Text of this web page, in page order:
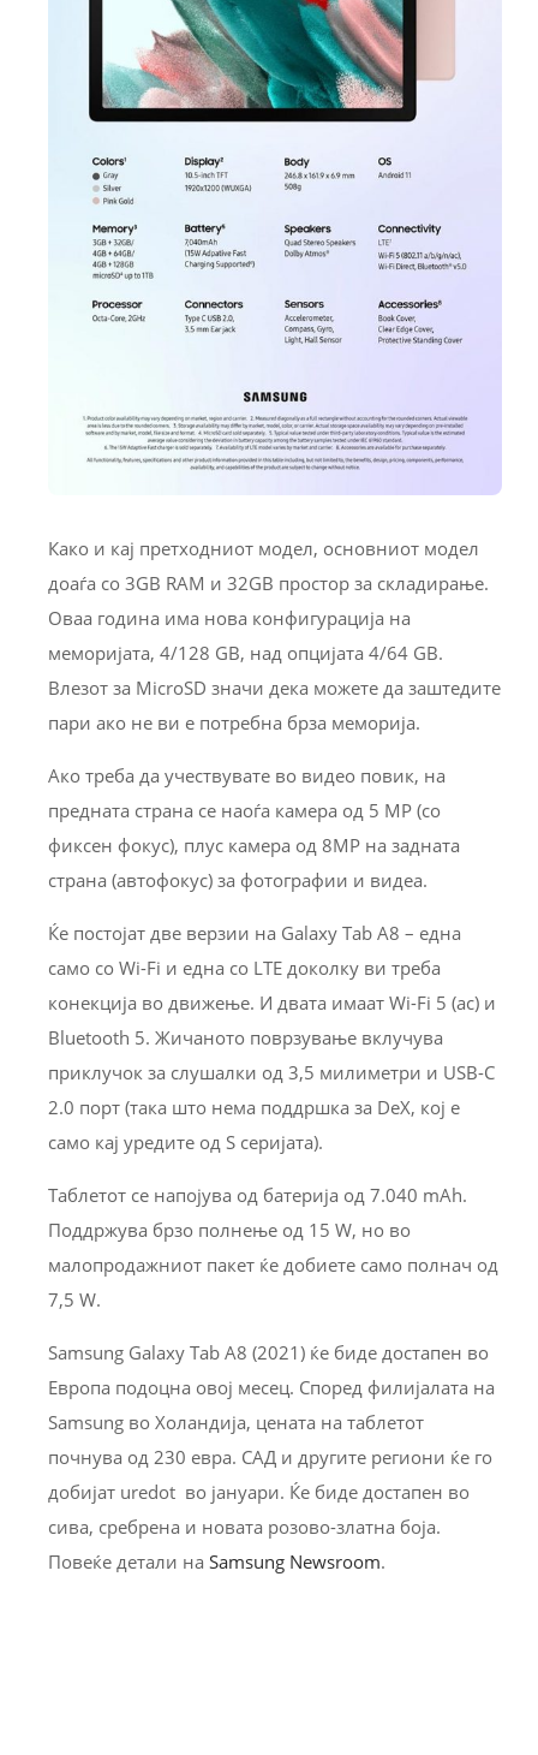
Како и кај претходниот модел, основниот модел
доаѓа со 3GB RAM и 32GB простор за складирање.
Оваа година има нова конфигурација на
меморијата, 4/128 GB, над опцијата 4/64 GB.
Влезот за MicroSD значи дека можете да заштедите
пари ако не ви е потребна брза меморија.
Ако треба да учествувате во видео повик, на
предната страна се наоѓа камера од 5 MP (со
фиксен фокус), плус камера од 8MP на задната
страна (автофокус) за фотографии и видеа.
Ќе постојат две верзии на Galaxy Tab A8 – една
само со Wi-Fi и една со LTE доколку ви треба
конекција во движење. И двата имаат Wi-Fi 5 (ac) и
Bluetooth 5. Жичаното поврзување вклучува
приклучок за слушалки од 3,5 милиметри и USB-C
2.0 порт (така што нема поддршка за DeX, кој е
само кај уредите од S серијата).
Таблетот се напојува од батерија од 7.040 mAh.
Поддржува брзо полнење од 15 W, но во
малопродажниот пакет ќе добиете само полнач од
7,5 W.
Samsung Galaxy Tab A8 (2021) ќе биде достапен во
Европа подоцна овој месец. Според филијалата на
Samsung во Холандија, цената на таблетот
почнува од 230 евра. САД и другите региони ќе го
добијат uredot во јануари. Ќе биде достапен во
сива, сребрена и новата розово-златна боја.
Повеќе детали на Samsung Newsroom.